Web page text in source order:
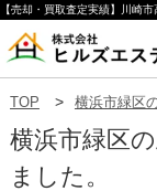
TOP 横浜市緑区
横浜市緑区
ました。